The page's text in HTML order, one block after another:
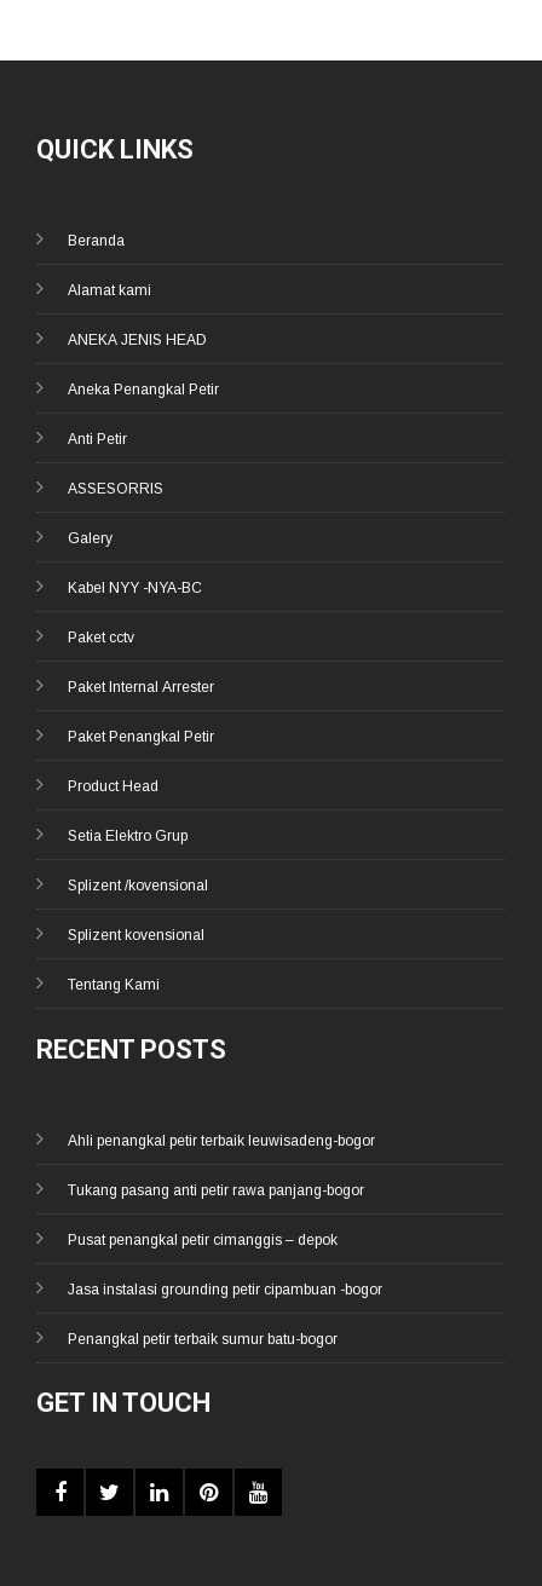
QUICK LINKS
Beranda
Alamat kami
ANEKA JENIS HEAD
Aneka Penangkal Petir
Anti Petir
ASSESORRIS
Galery
Kabel NYY -NYA-BC
Paket cctv
Paket Internal Arrester
Paket Penangkal Petir
Product Head
Setia Elektro Grup
Splizent /kovensional
Splizent kovensional
Tentang Kami
RECENT POSTS
Ahli penangkal petir terbaik leuwisadeng-bogor
Tukang pasang anti petir rawa panjang-bogor
Pusat penangkal petir cimanggis – depok
Jasa instalasi grounding petir cipambuan -bogor
Penangkal petir terbaik sumur batu-bogor
GET IN TOUCH